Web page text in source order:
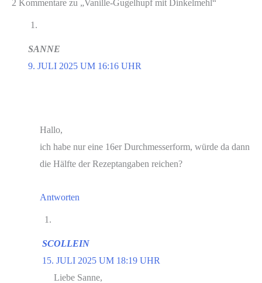
2 Kommentare zu „Vanille-Gugelhupf mit Dinkelmehl“
SANNE
9. JULI 2025 UM 16:16 UHR
Hallo,
ich habe nur eine 16er Durchmesserform, würde da dann
die Hälfte der Rezeptangaben reichen?
Antworten
SCOLLEIN
15. JULI 2025 UM 18:19 UHR
Liebe Sanne,